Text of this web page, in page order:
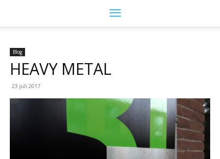
Blog
HEAVY METAL
23 juli 2017